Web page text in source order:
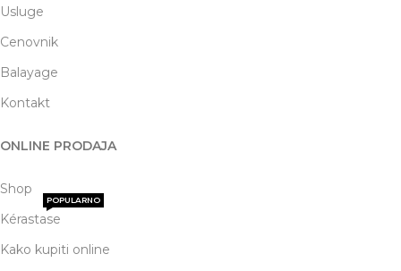
Usluge
Cenovnik
Balayage
Kontakt
ONLINE PRODAJA
Shop
Kérastase
POPULARNO
Kako kupiti online